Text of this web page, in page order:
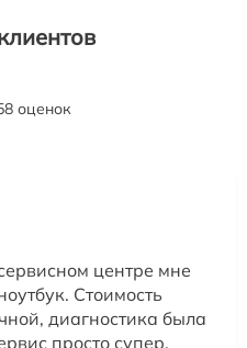
оценок
центре мне
Стоимость
диагностика была
просто супер,